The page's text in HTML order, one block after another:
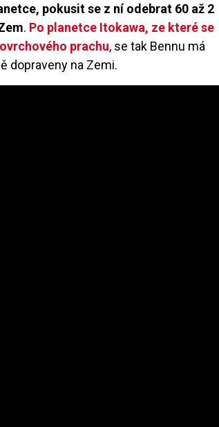
pokusit se z ní odebrat 60 až 2
. Po planetce Itokawa, ze které se
prachu, se tak Bennu má
dopraveny na Zemi.